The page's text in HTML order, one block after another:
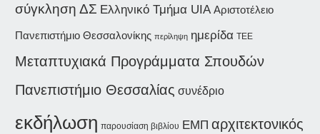
σύγκληση ΔΣ Ελληνικό Τμήμα UIA Αριστοτέλειο
Πανεπιστήμιο Θεσσαλονίκης περίληψη ημερίδα ΤΕΕ
Μεταπτυχιακά Προγράμματα Σπουδών
Πανεπιστήμιο Θεσσαλίας συνέδριο
εκδήλωση παρουσίαση βιβλίου ΕΜΠ αρχιτεκτονικός